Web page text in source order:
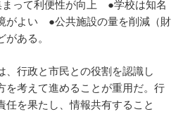
って利便性が向上 ●学校は知名
がよい ●公共施設の量を削減（財
ある。
、行政と市民との役割を認識し
を考えて進めることが重用だ。行
を果たし、情報共有すること